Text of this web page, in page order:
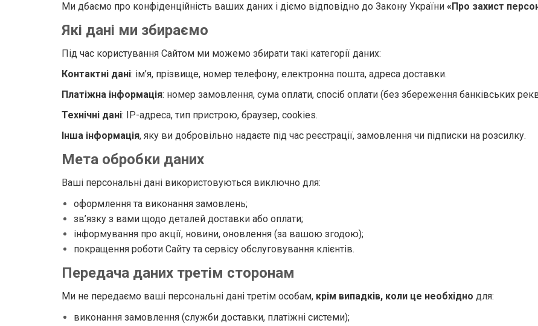
Ми дбаємо про конфіденційність ваших даних і діємо відповідно до Закону України «Про захист
Які дані ми збираємо
Під час користування Сайтом ми можемо збирати такі категорії даних:
Контактні дані: ім’я, прізвище, номер телефону, електронна пошта, адреса доставки.
Платіжна інформація: номер замовлення, сума оплати, спосіб оплати (без збереження банківських
Технічні дані: IP-адреса, тип пристрою, браузер, cookies.
Інша інформація, яку ви добровільно надаєте під час реєстрації, замовлення чи підписки на розсилку.
Мета обробки даних
Ваші персональні дані використовуються виключно для:
оформлення та виконання замовлень;
зв’язку з вами щодо деталей доставки або оплати;
інформування про акції, новини, оновлення (за вашою згодою);
покращення роботи Сайту та сервісу обслуговування клієнтів.
Передача даних третім сторонам
Ми не передаємо ваші персональні дані третім особам, крім випадків, коли це необхідно для:
виконання замовлення (служби доставки, платіжні системи);